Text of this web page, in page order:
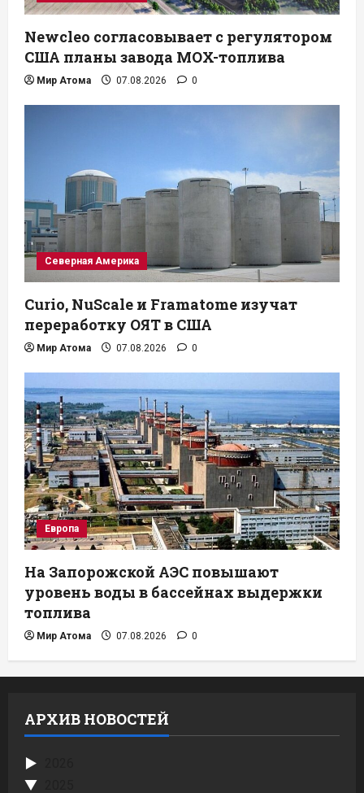
Newcleo согласовывает с регулятором
США планы завода MOX-топлива
Мир Атома 07.08.2026 0
Северная Америка
Curio, NuScale и Framatome изучат
переработку ОЯТ в США
Мир Атома 07.08.2026 0
Европа
На Запорожской АЭС повышают
уровень воды в бассейнах выдержки
топлива
Мир Атома 07.08.2026 0
АРХИВ НОВОСТЕЙ